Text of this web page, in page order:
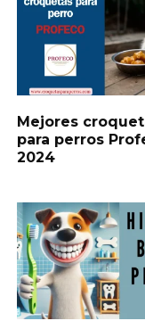
Mejores
para perros
2024